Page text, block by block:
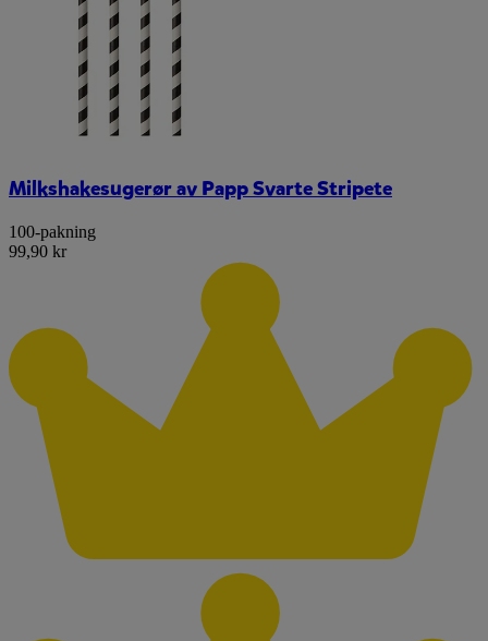
Milkshakesugerør av Papp Svarte Stripete
100-pakning
99,90 kr